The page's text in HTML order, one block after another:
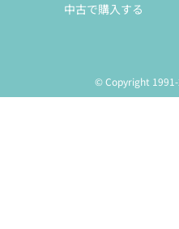
中古で購入する
© Copyright 1991-